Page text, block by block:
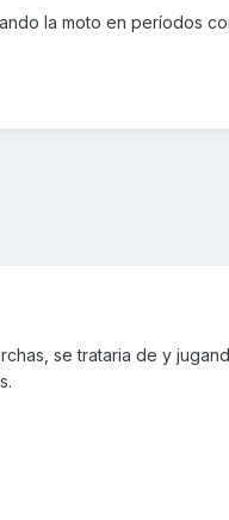
la moto en períodos
se trataria de y